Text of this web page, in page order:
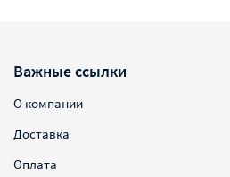
Важные ссылки
О компании
Доставка
Оплата